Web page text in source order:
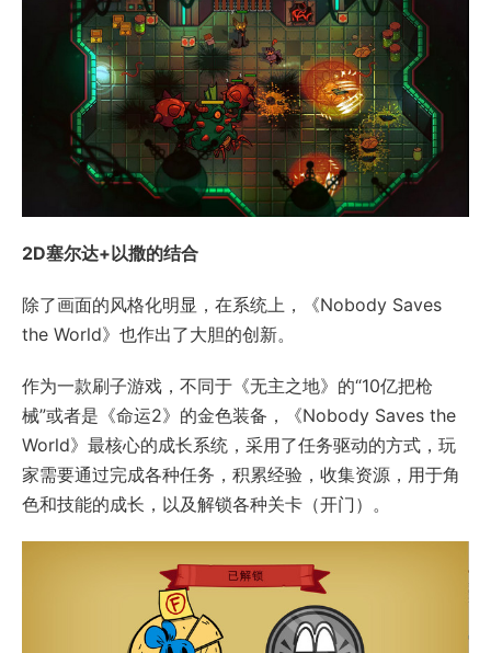
2D塞尔达+以撒的结合
除了画面的风格化明显，在系统上，《Nobody Saves
the World》也作出了大胆的创新。
作为一款刷子游戏，不同于《无主之地》的“10亿把枪
械”或者是《命运2》的金色装备，《Nobody Saves the
World》最核心的成长系统，采用了任务驱动的方式，玩
家需要通过完成各种任务，积累经验，收集资源，用于角
色和技能的成长，以及解锁各种关卡（开门）。